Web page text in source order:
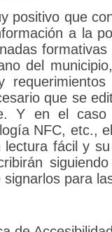
positivo que
a la
del
que se
Y en el caso
NFC, etc.,
fácil y
para